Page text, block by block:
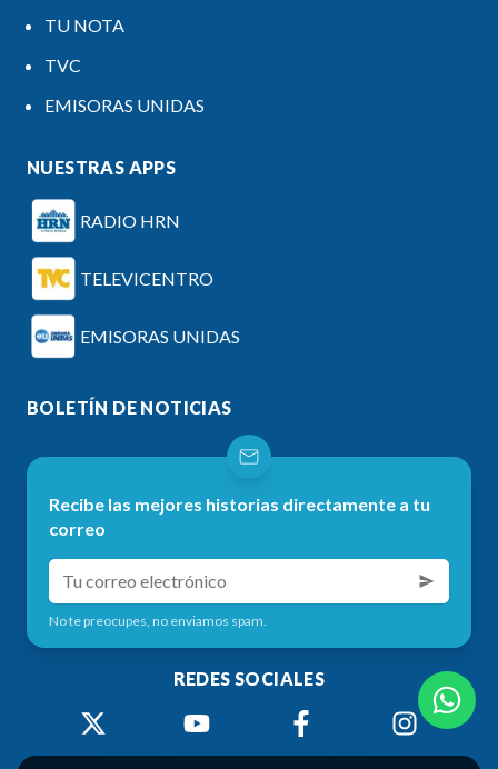
TU NOTA
TVC
EMISORAS UNIDAS
NUESTRAS APPS
RADIO HRN
TELEVICENTRO
EMISORAS UNIDAS
BOLETÍN DE NOTICIAS
Recibe las mejores historias directamente a tu
correo
No te preocupes, no enviamos spam.
REDES SOCIALES